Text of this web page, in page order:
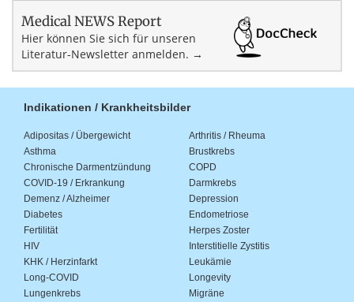
Medical NEWS Report
Hier können Sie sich für unseren
Literatur-Newsletter anmelden. →
Indikationen / Krankheitsbilder
Adipositas / Übergewicht
Arthritis / Rheuma
Asthma
Brustkrebs
Chronische Darmentzündung
COPD
COVID-19 / Erkrankung
Darmkrebs
Demenz / Alzheimer
Depression
Diabetes
Endometriose
Fertilität
Herpes Zoster
HIV
Interstitielle Zystitis
KHK / Herzinfarkt
Leukämie
Long-COVID
Longevity
Lungenkrebs
Migräne